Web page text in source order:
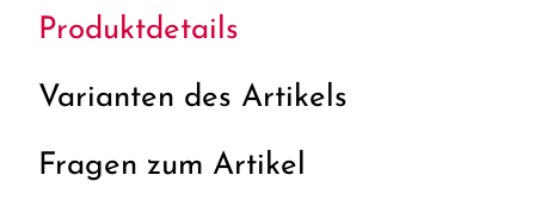
Produktdetails
Varianten des Artikels
Fragen zum Artikel